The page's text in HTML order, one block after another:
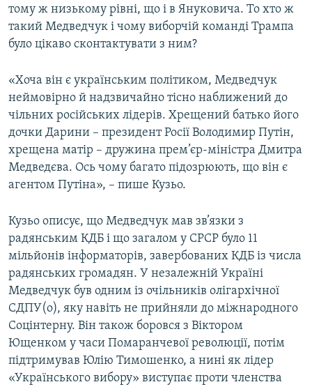
тому ж низькому рівні, що і в Януковича. То хто ж
такий Медведчук і чому виборчій команді Трампа
було цікаво сконтактувати з ним?
«Хоча він є українським політиком, Медведчук
неймовірно й надзвичайно тісно наближений до
чільних російських лідерів. Хрещений батько його
дочки Дарини – президент Росії Володимир Путін,
хрещена матір – дружина прем’єр-міністра Дмитра
Медведєва. Ось чому багато підозрюють, що він є
агентом Путіна», – пише Кузьо.
Кузьо описує, що Медведчук мав зв’язки з
радянським КДБ і що загалом у СРСР було 11
мільйонів інформаторів, завербованих КДБ із числа
радянських громадян. У незалежній Україні
Медведчук був одним із очільників олігархічної
СДПУ(о), яку навіть не прийняли до міжнародного
Соцінтерну. Він також боровся з Віктором
Ющенком у часи Помаранчевої революції, потім
підтримував Юлію Тимошенко, а нині як лідер
«Українського вибору» виступає проти членства